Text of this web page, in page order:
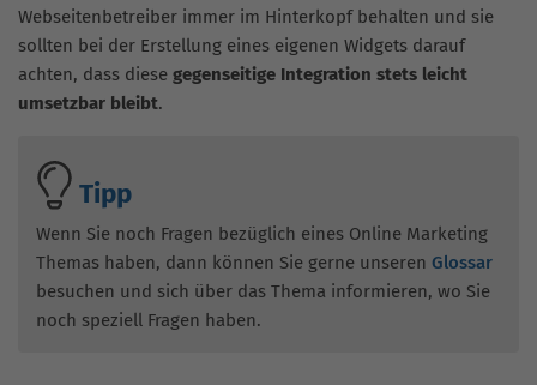
Webseitenbetreiber immer im Hinterkopf behalten und sie
sollten bei der Erstellung eines eigenen Widgets darauf
achten, dass diese gegenseitige Integration stets leicht
umsetzbar bleibt.
Tipp
Wenn Sie noch Fragen bezüglich eines Online Marketing
Themas haben, dann können Sie gerne unseren Glossar
besuchen und sich über das Thema informieren, wo Sie
noch speziell Fragen haben.